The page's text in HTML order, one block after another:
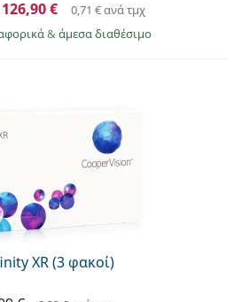
126,90 € 0,71 €ανά τμχ
& άμεσα διαθέσιμο
XR (3 φακοί)